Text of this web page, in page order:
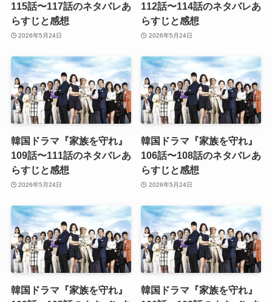
115話〜117話のネタバレあ
らすじと感想
2026年5月24日
112話〜114話のネタバレあ
らすじと感想
2026年5月24日
韓国ドラマ『家族を守れ』
109話〜111話のネタバレあ
らすじと感想
2026年5月24日
韓国ドラマ『家族を守れ』
106話〜108話のネタバレあ
らすじと感想
2026年5月24日
韓国ドラマ『家族を守れ』
韓国ドラマ『家族を守れ』